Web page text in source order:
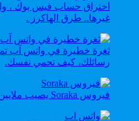
اختراق حساب فيس بوك ،
غيرها.. طرق الهاكرز .
ثغرة خطيرة في واتس آب
رسائلك، كيف تحمي نفسك.
فيروس Soraka يصيب ملايين الهواتف الذكية أندرويد